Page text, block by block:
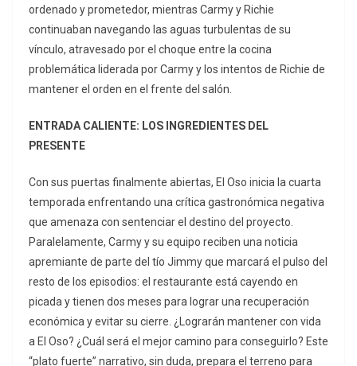
ordenado y prometedor, mientras Carmy y Richie
continuaban navegando las aguas turbulentas de su
vínculo, atravesado por el choque entre la cocina
problemática liderada por Carmy y los intentos de Richie de
mantener el orden en el frente del salón.
ENTRADA CALIENTE: LOS INGREDIENTES DEL
PRESENTE
Con sus puertas finalmente abiertas, El Oso inicia la cuarta
temporada enfrentando una crítica gastronómica negativa
que amenaza con sentenciar el destino del proyecto.
Paralelamente, Carmy y su equipo reciben una noticia
apremiante de parte del tío Jimmy que marcará el pulso del
resto de los episodios: el restaurante está cayendo en
picada y tienen dos meses para lograr una recuperación
económica y evitar su cierre. ¿Lograrán mantener con vida
a El Oso? ¿Cuál será el mejor camino para conseguirlo? Este
“plato fuerte” narrativo, sin duda, prepara el terreno para